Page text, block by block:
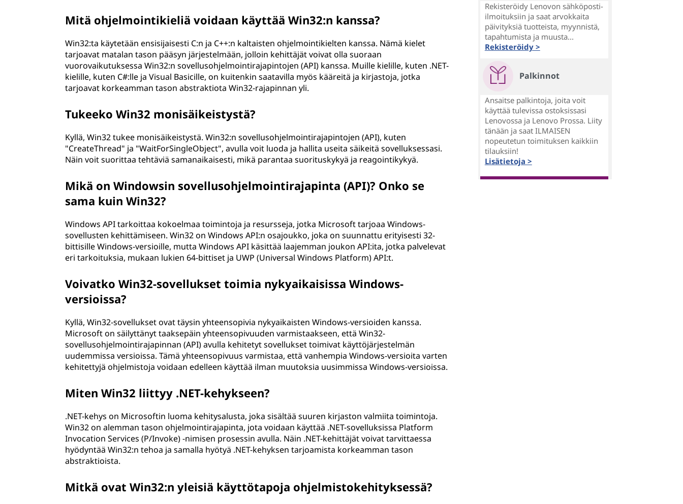
Mitä ohjelmointikieliä voidaan käyttää Win32:n kanssa?
Win32:ta käytetään ensisijaisesti C:n ja C++:n kaltaisten ohjelmointikielten kanssa. Nämä kielet
tarjoavat matalan tason pääsyn järjestelmään, jolloin kehittäjät voivat olla suoraan
vuorovaikutuksessa Win32:n sovellusohjelmointirajapintojen (API) kanssa. Muille kielille, kuten .NET-
kielille, kuten C#:lle ja Visual Basicille, on kuitenkin saatavilla myös kääreitä ja kirjastoja, jotka
tarjoavat korkeamman tason abstraktiota Win32-rajapinnan yli.
Tukeeko Win32 monisäikeistystä?
Kyllä, Win32 tukee monisäikeistystä. Win32:n sovellusohjelmointirajapintojen (API), kuten
"CreateThread" ja "WaitForSingleObject", avulla voit luoda ja hallita useita säikeitä sovelluksessasi.
Näin voit suorittaa tehtäviä samanaikaisesti, mikä parantaa suorituskykyä ja reagointikykyä.
Mikä on Windowsin sovellusohjelmointirajapinta (API)? Onko se
sama kuin Win32?
Windows API tarkoittaa kokoelmaa toimintoja ja resursseja, jotka Microsoft tarjoaa Windows-
sovellusten kehittämiseen. Win32 on Windows API:n osajoukko, joka on suunnattu erityisesti 32-
bittisille Windows-versioille, mutta Windows API käsittää laajemman joukon API:ita, jotka palvelevat
eri tarkoituksia, mukaan lukien 64-bittiset ja UWP (Universal Windows Platform) API:t.
Voivatko Win32-sovellukset toimia nykyaikaisissa Windows-
versioissa?
Kyllä, Win32-sovellukset ovat täysin yhteensopivia nykyaikaisten Windows-versioiden kanssa.
Microsoft on säilyttänyt taaksepäin yhteensopivuuden varmistaakseen, että Win32-
sovellusohjelmointirajapinnan (API) avulla kehitetyt sovellukset toimivat käyttöjärjestelmän
uudemmissa versioissa. Tämä yhteensopivuus varmistaa, että vanhempia Windows-versioita varten
kehitettyjä ohjelmistoja voidaan edelleen käyttää ilman muutoksia uusimmissa Windows-versioissa.
Miten Win32 liittyy .NET-kehykseen?
.NET-kehys on Microsoftin luoma kehitysalusta, joka sisältää suuren kirjaston valmiita toimintoja.
Win32 on alemman tason ohjelmointirajapinta, jota voidaan käyttää .NET-sovelluksissa Platform
Invocation Services (P/Invoke) -nimisen prosessin avulla. Näin .NET-kehittäjät voivat tarvittaessa
hyödyntää Win32:n tehoa ja samalla hyötyä .NET-kehyksen tarjoamista korkeamman tason
abstraktioista.
Mitkä ovat Win32:n yleisiä käyttötapoja ohjelmistokehityksessä?
Rekisteröidy Lenovon sähköposti-
ilmoituksiin ja saat arvokkaita
päivityksiä tuotteista, myynnistä,
tapahtumista ja muusta...
Rekisteröidy >
Palkinnot
Ansaitse palkintoja, joita voit
käyttää tulevissa ostoksissasi
Lenovossa ja Lenovo Prossa. Liity
tänään ja saat ILMAISEN
nopeutetun toimituksen kaikkiin
tilauksiin!
Lisätietoja >